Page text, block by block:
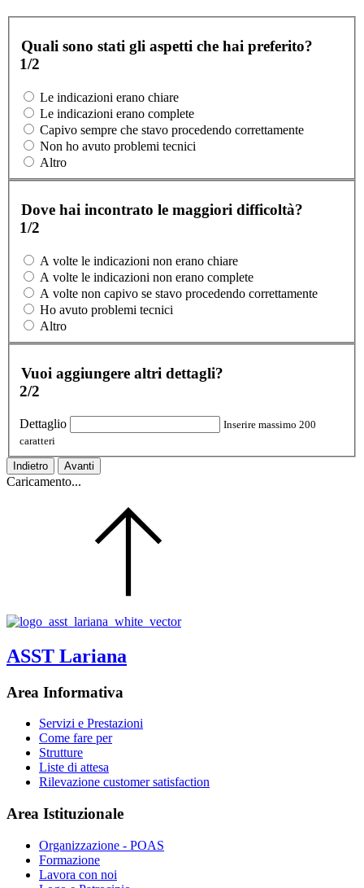
Quali sono stati gli aspetti che hai preferito?
1/2
Le indicazioni erano chiare
Le indicazioni erano complete
Capivo sempre che stavo procedendo correttamente
Non ho avuto problemi tecnici
Altro
Dove hai incontrato le maggiori difficoltà?
1/2
A volte le indicazioni non erano chiare
A volte le indicazioni non erano complete
A volte non capivo se stavo procedendo correttamente
Ho avuto problemi tecnici
Altro
Vuoi aggiungere altri dettagli?
2/2
Dettaglio
Inserire massimo 200
caratteri
Indietro Avanti
Caricamento...
ASST Lariana
Area Informativa
Servizi e Prestazioni
Come fare per
Strutture
Liste di attesa
Rilevazione customer satisfaction
Area Istituzionale
Organizzazione - POAS
Formazione
Lavora con noi